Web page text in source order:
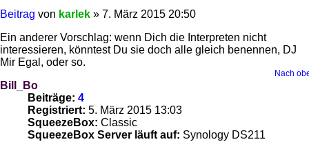
Beitrag von karlek » 7. März 2015 20:50
Ein anderer Vorschlag: wenn Dich die Interpreten nicht
interessieren, könntest Du sie doch alle gleich benennen, DJ
Mir Egal, oder so.
Nach
Bill_Bo
Beiträge: 4
Registriert: 5. März 2015 13:03
SqueezeBox: Classic
SqueezeBox Server läuft auf: Synology DS211